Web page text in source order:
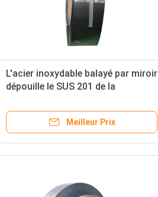
L'acier inoxydable balayé par miroir
dépouille le SUS 201 de la
316 410 430
Meilleur Prix